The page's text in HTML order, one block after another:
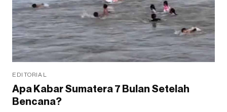
EDITORIAL
Apa Kabar Sumatera 7 Bulan Setelah
Bencana?